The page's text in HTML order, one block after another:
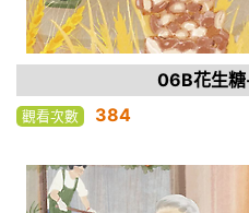
06B花生
觀看次數 384